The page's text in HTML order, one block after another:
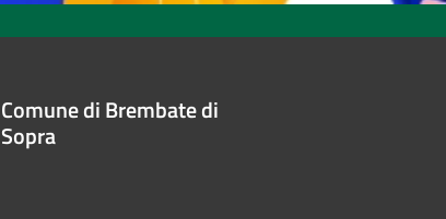
Comune di Brembate di
Sopra